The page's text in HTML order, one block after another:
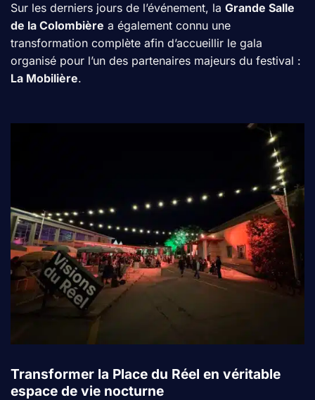
Sur les derniers jours de l’événement, la Grande Salle
de la Colombière a également connu une
transformation complète afin d’accueillir le gala
organisé pour l’un des partenaires majeurs du festival :
La Mobilière.
Transformer la Place du Réel en véritable
espace de vie nocturne